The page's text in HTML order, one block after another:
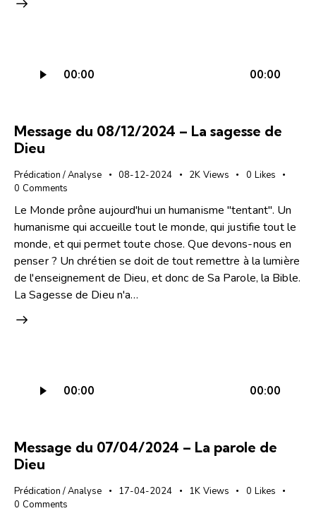
audio
00:00 00:00
Message du 08/12/2024 – La sagesse de
Dieu
Prédication / Analyse 08-12-2024 2K Views 0 Likes
0 Comments
Le Monde prône aujourd'hui un humanisme "tentant". Un
humanisme qui accueille tout le monde, qui justifie tout le
monde, et qui permet toute chose. Que devons-nous en
penser ? Un chrétien se doit de tout remettre à la lumière
de l'enseignement de Dieu, et donc de Sa Parole, la Bible.
La Sagesse de Dieu n'a…
audio
00:00 00:00
Message du 07/04/2024 – La parole de
Dieu
Prédication / Analyse 17-04-2024 1K Views 0 Likes
0 Comments